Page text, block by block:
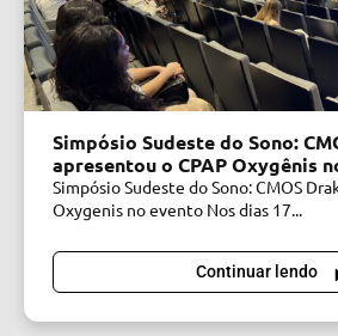
Simpósio Sudeste do Sono:
apresentou o CPAP Oxygênis
Simpósio Sudeste do Sono: CMOS
Oxygenis no evento Nos dias 17...
Continuar lendo